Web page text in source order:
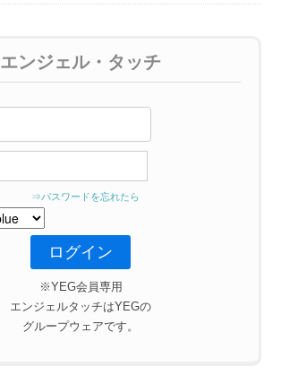
エンジェル・タッチ
⇒パスワードを忘れたら
※YEG会員専用
エンジェルタッチはYEGの
グループウェアです。